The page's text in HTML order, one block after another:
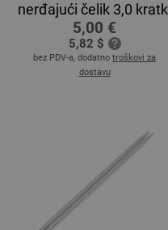
nerđajući čelik 3,0
5,00 €
5,82 $
bez PDV-a, dodatno troškovi za
dostavu